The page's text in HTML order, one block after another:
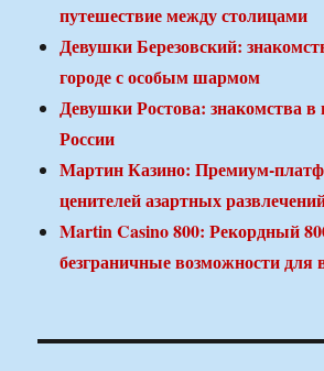
путешествие между столицами
Девушки Березовский:
городе с особым шармом
Девушки Ростова: знакомства
России
Мартин Казино: Премиум-
ценителей азартных
Martin Casino 800: Рекордный
безграничные возможности